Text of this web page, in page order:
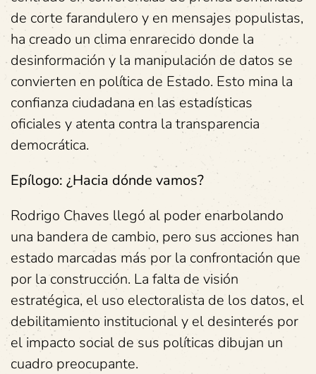
de corte farandulero y en mensajes populistas,
ha creado un clima enrarecido donde la
desinformación y la manipulación de datos se
convierten en política de Estado. Esto mina la
confianza ciudadana en las estadísticas
oficiales y atenta contra la transparencia
democrática.
Epílogo: ¿Hacia dónde vamos?
Rodrigo Chaves llegó al poder enarbolando
una bandera de cambio, pero sus acciones han
estado marcadas más por la confrontación que
por la construcción. La falta de visión
estratégica, el uso electoralista de los datos, el
debilitamiento institucional y el desinterés por
el impacto social de sus políticas dibujan un
cuadro preocupante.